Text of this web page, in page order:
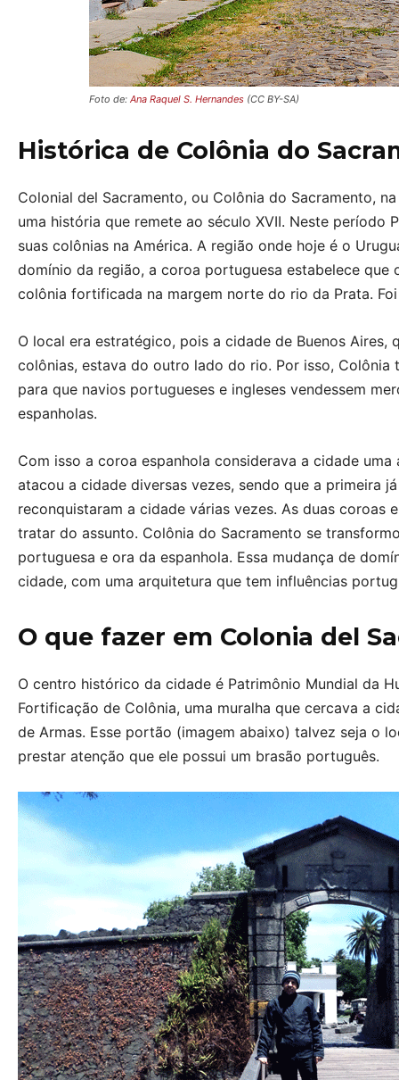
Foto de: Ana Raquel S. Hernandes (CC BY-SA)
Histórica de Colônia do
Colonial del Sacramento, ou Colônia do Sacramento,
uma história que remete ao século XVII. Neste período
suas colônias na América. A região onde hoje é o
domínio da região, a coroa portuguesa estabelece que
colônia fortificada na margem norte do rio da Prata.
O local era estratégico, pois a cidade de Buenos
colônias, estava do outro lado do rio. Por isso,
para que navios portugueses e ingleses vendessem
espanholas.
Com isso a coroa espanhola considerava a cidade
atacou a cidade diversas vezes, sendo que a primeira
reconquistaram a cidade várias vezes. As duas coroas
tratar do assunto. Colônia do Sacramento se
portuguesa e ora da espanhola. Essa mudança de
cidade, com uma arquitetura que tem influências
O que fazer em Colonia del
O centro histórico da cidade é Patrimônio Mundial da
Fortificação de Colônia, uma muralha que cercava a
de Armas. Esse portão (imagem abaixo) talvez seja o
prestar atenção que ele possui um brasão português.